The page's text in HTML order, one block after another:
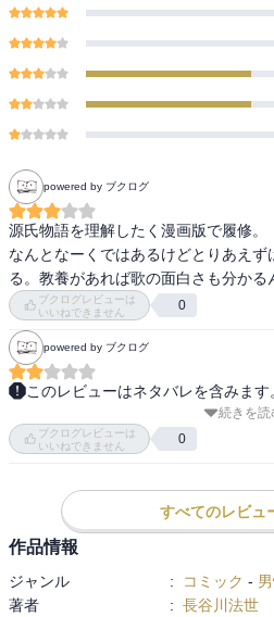
powered by ブクログ
源氏物語を理解したく漫画版で履修。
なんとなーくではあるけどとりあえ
る。教養があれば歌の面白さも分かる
ブクログレビューは
いいねできません
0
powered by ブクログ
このレビューはネタバレを含みます
長谷川法世さんによるマンガ化シリー
収録は『桐壺』から『明石』まで。
少年少女向けだからなのか、長編恋愛
と描かれすぎていて、面白さはありま
登場人物の絵が源氏物語絵巻的なので
も…。
源氏に全く魅力がないのが致命的！
続きを読
ブクログレビューは
いいねできません
0
すべてのレビュ
作品情報
ジャンル : コミック -
著者
: 長谷川法世